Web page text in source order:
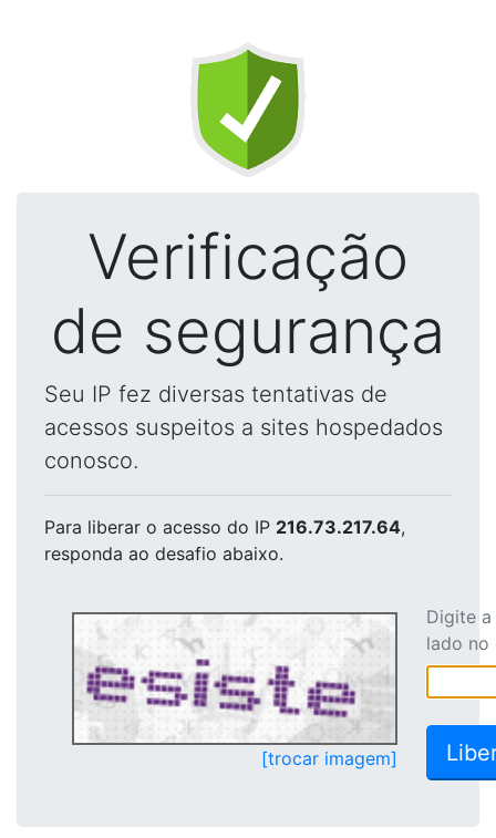
Verificação
de segurança
Seu IP fez diversas tentativas de
acessos suspeitos a sites hospedados
conosco.
Para liberar o acesso do IP 216.73.217.64,
responda ao desafio abaixo.
[trocar imagem]
Digite
lado no